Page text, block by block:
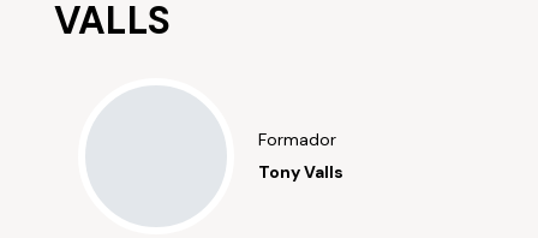
VALLS
Formador
Tony Valls